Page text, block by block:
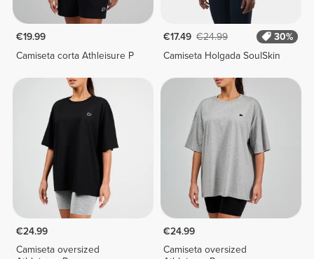
€19.99
Camiseta corta Athleisure P
€17.49 €24.99
30%
Camiseta Holgada SoulSkin
€24.99
Camiseta oversized
€24.99
Camiseta oversized